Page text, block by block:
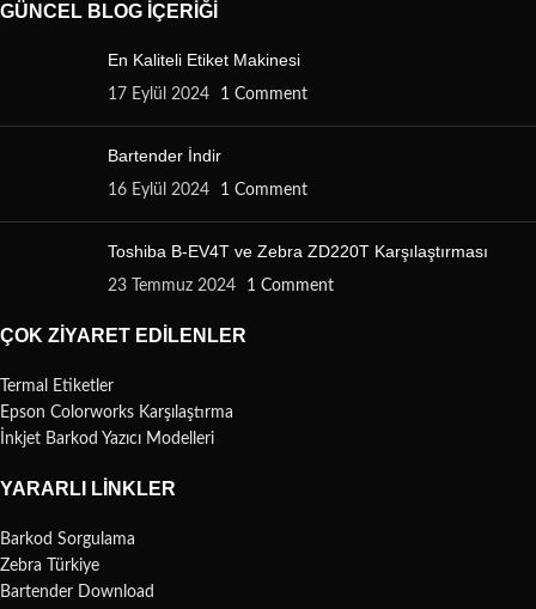
GÜNCEL BLOG İÇERIĞI
En Kaliteli Etiket Makinesi
17 Eylül 2024 1 Comment
Bartender İndir
16 Eylül 2024 1 Comment
Toshiba B-EV4T ve Zebra ZD220T Karşılaştırması
23 Temmuz 2024 1 Comment
ÇOK ZIYARET EDILENLER
Termal Etiketler
Epson Colorworks Karşılaştırma
İnkjet Barkod Yazıcı Modelleri
YARARLI LINKLER
Barkod Sorgulama
Zebra Türkiye
Bartender Download